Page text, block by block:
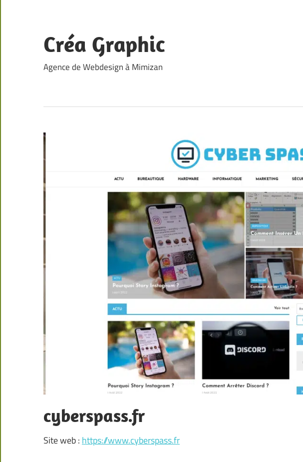
content
Créa Graphic
Agence de Webdesign à Mimizan
cyberspass.fr
Site web : https://www.cyberspass.fr